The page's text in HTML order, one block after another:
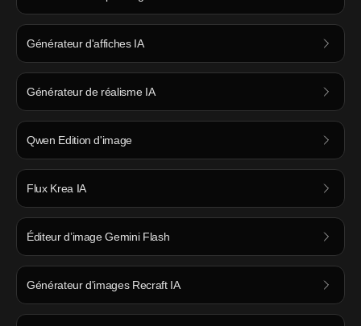
Générateur d'affiches IA
Générateur de réalisme IA
Qwen Edition d'image
Flux Krea IA
Éditeur d’image Gemini Flash
Générateur d'images Recraft IA